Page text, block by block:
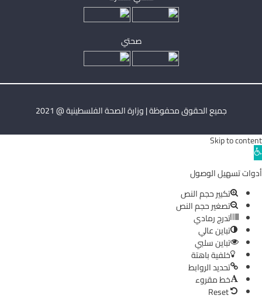
صحتي
جميع الحقوق محفوظة | وزارة الصحة الفلسطينية @ 2021
Skip to content
Open
toolbar
أدوات تسهيل الوصول
تكبير حجم النص
تصغير حجم النص
تدرج رمادي
تباين عالي
تباين سلبي
خلفية باهتة
تحديد الروابط
خط مقروء
Reset